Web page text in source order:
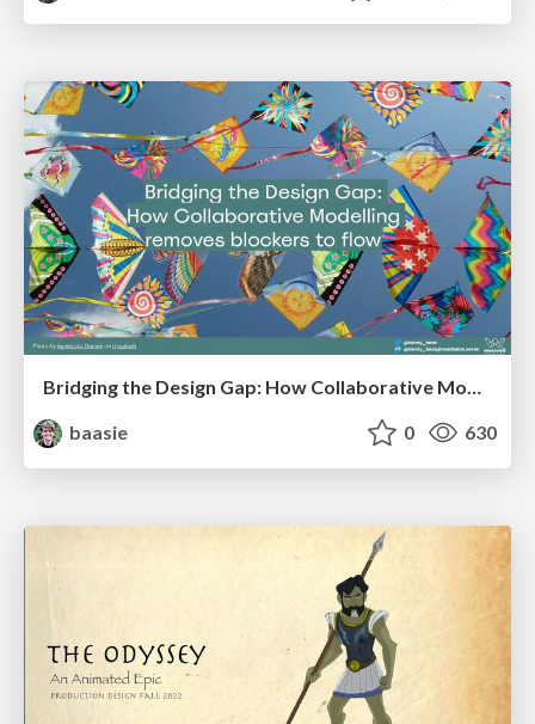
Bridging the Design Gap: How Collaborative Modelling removes blockers to flow between stakeholders and teams @FastFlow conf
baasie
0 630